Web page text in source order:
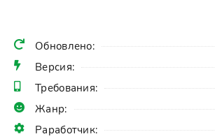
Обновлено:
Версия:
Требования:
Жанр:
Раработчик: